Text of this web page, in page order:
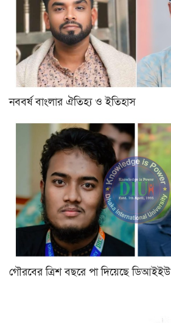
নববর্ষ বাংলার ঐতিহ্য ও ইতিহাস
গৌরবের ত্রিশ বছরে পা দিয়েছে ডিআইইউ